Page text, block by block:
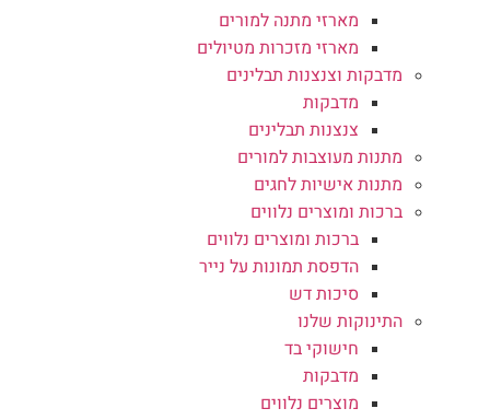
מארזי מתנה למורים
מארזי מזכרות מטיולים
מדבקות וצנצנות תבלינים
מדבקות
צנצנות תבלינים
מתנות מעוצבות למורים
מתנות אישיות לחגים
ברכות ומוצרים נלווים
ברכות ומוצרים נלווים
הדפסת תמונות על נייר
סיכות דש
התינוקות שלנו
חישוקי בד
מדבקות
מוצרים נלווים